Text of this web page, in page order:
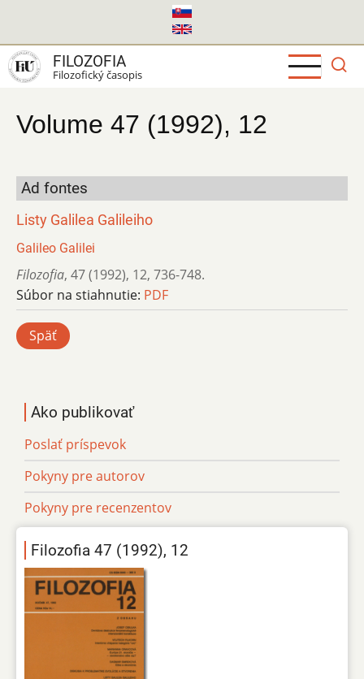
hlavný
obsah
FILOZOFIA
Filozofický časopis
Volume 47 (1992), 12
Ad fontes
Listy Galilea Galileiho
Galileo Galilei
Filozofia, 47 (1992), 12, 736-748.
Súbor na stiahnutie: PDF
Späť
Ako publikovať
Poslať príspevok
Pokyny pre autorov
Pokyny pre recenzentov
Filozofia 47 (1992), 12